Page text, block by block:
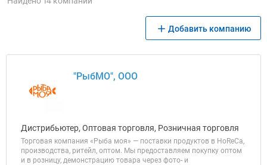
Добавить компанию
"РыбМО", ООО
Дистрибьютер, Оптовая торговля, Розничная торговля
Торговая компания «Рыба моя» — поставки продуктов в HoReCa,
производства, ритейл, оптом. Мы предоставляем покупку оптом
и в розницу, демонстрацию товара через фото- и